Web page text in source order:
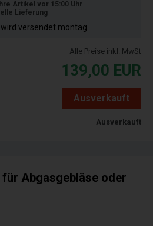
Artikel vor 15:00 Uhr
Lieferung
versendet montag
Alle Preise inkl. MwSt
139,00 EUR
Ausverkauft
Ausverkauft
Abgasgebläse oder